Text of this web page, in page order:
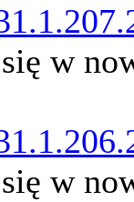
w
w